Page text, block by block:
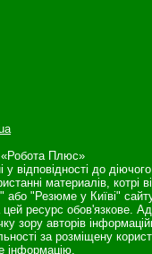
Плюс»
у відповідності до
материалів, котрі
або "Резюме у Київі"
цей ресурс обов'язкове.
зору авторів
за розміщену
інформацію.